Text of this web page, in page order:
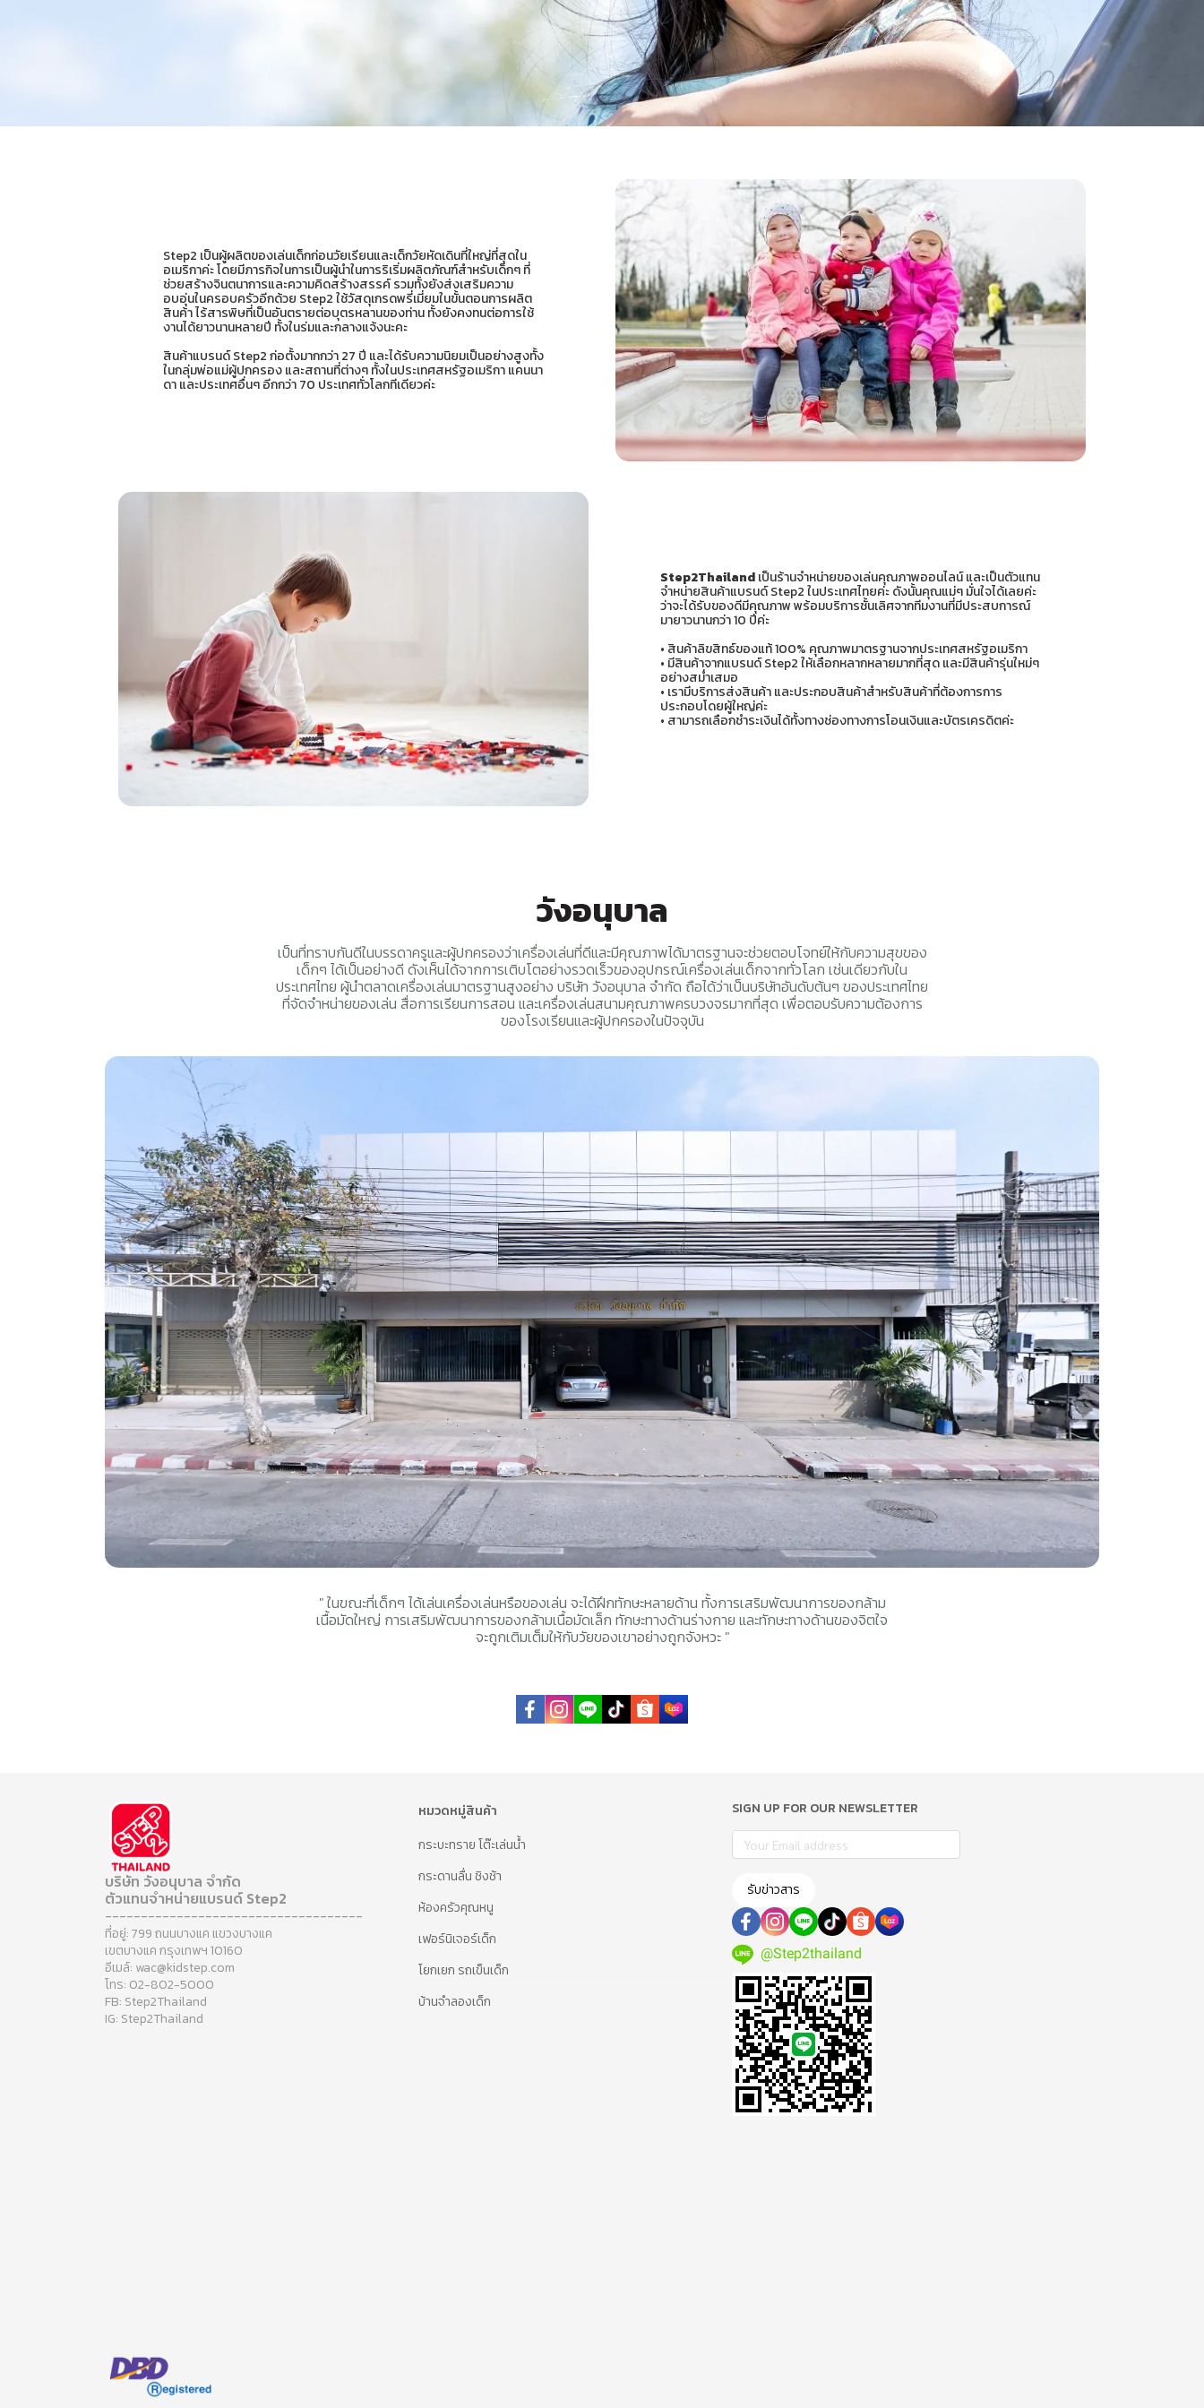
Step2 เป็นผู้ผลิตของเล่นเด็กก่อนวัยเรียนและเด็กวัยหัดเดินที่ใหญ่ที่สุดใน
อเมริกาค่ะ โดยมีภารกิจในการเป็นผู้นำในการริเริ่มผลิตภัณฑ์สำหรับเด็กๆ ที่
ช่วยสร้างจินตนาการและความคิดสร้างสรรค์ รวมทั้งยังส่งเสริมความ
อบอุ่นในครอบครัวอีกด้วย Step2 ใช้วัสดุเกรดพรี่เมี่ยมในขั้นตอนการผลิต
สินค้า ไร้สารพิษที่เป็นอันตรายต่อบุตรหลานของท่าน ทั้งยังคงทนต่อการใช้
งานได้ยาวนานหลายปี ทั้งในร่มและกลางแจ้งนะคะ
สินค้าแบรนด์ Step2 ก่อตั้งมากกว่า 27 ปี และได้รับความนิยมเป็นอย่างสูงทั้ง
ในกลุ่มพ่อแม่ผู้ปกครอง และสถานที่ต่างๆ ทั้งในประเทศสหรัฐอเมริกา แคนนา
ดา และประเทศอื่นๆ อีกกว่า 70 ประเทศทั่วโลกทีเดียวค่ะ
Step2Thailandเป็นร้านจำหน่ายของเล่นคุณภาพออนไลน์ และเป็นตัวแทน
จำหน่ายสินค้าแบรนด์ Step2 ในประเทศไทยค่ะ ดังนั้นคุณแม่ๆ มั่นใจได้เลยค่ะ
ว่าจะได้รับของดีมีคุณภาพ พร้อมบริการชั้นเลิศจากทีมงานที่มีประสบการณ์
มายาวนานกว่า 10 ปีค่ะ
• สินค้าลิขสิทธ์ของแท้ 100% คุณภาพมาตรฐานจากประเทศสหรัฐอเมริกา
• มีสินค้าจากแบรนด์ Step2 ให้เลือกหลากหลายมากที่สุด และมีสินค้ารุ่นใหม่ๆ
อย่างสม่ำเสมอ
• เรามีบริการส่งสินค้า และประกอบสินค้าสำหรับสินค้าที่ต้องการการ
ประกอบโดยผู้ใหญ่ค่ะ
• สามารถเลือกชำระเงินได้ทั้งทางช่องทางการโอนเงินและบัตรเครดิตค่ะ
วังอนุบาล
เป็นที่ทราบกันดีในบรรดาครูและผู้ปกครองว่าเครื่องเล่นที่ดีและมีคุณภาพได้มาตรฐานจะช่วยตอบโจทย์ให้กับความสุขของ
เด็กๆ ได้เป็นอย่างดี ดังเห็นได้จากการเติบโตอย่างรวดเร็วของอุปกรณ์เครื่องเล่นเด็กจากทั่วโลก เช่นเดียวกับใน
ประเทศไทย ผู้นำตลาดเครื่องเล่นมาตรฐานสูงอย่าง บริษัท วังอนุบาล จำกัด ถือได้ว่าเป็นบริษัทอันดับต้นๆ ของประเทศไทย
ที่จัดจำหน่ายของเล่น สื่อการเรียนการสอน และเครื่องเล่นสนามคุณภาพครบวงจรมากที่สุด เพื่อตอบรับความต้องการ
ของโรงเรียนและผู้ปกครองในปัจจุบัน
" ในขณะที่เด็กๆ ได้เล่นเครื่องเล่นหรือของเล่น จะได้ฝึกทักษะหลายด้าน ทั้งการเสริมพัฒนาการของกล้าม
เนื้อมัดใหญ่ การเสริมพัฒนาการของกล้ามเนื้อมัดเล็ก ทักษะทางด้านร่างกาย และทักษะทางด้านของจิตใจ
จะถูกเติมเต็มให้กับวัยของเขาอย่างถูกจังหวะ "
บริษัท วังอนุบาล จำกัด
ตัวแทนจำหน่ายแบรนด์ Step2
------------------------------------
ที่อยู่: 799 ถนนบางแค แขวงบางแค
เขตบางแค กรุงเทพฯ 10160
อีเมล์: wac@kidstep.com
โทร: 02-802-5000
FB: Step2Thailand
IG: Step2Thailand
หมวดหมู่สินค้า
กระบะทราย โต๊ะเล่นน้ำ
กระดานลื่น ชิงช้า
ห้องครัวคุณหนู
เฟอร์นิเจอร์เด็ก
โยกเยก รถเข็นเด็ก
บ้านจำลองเด็ก
SIGN UP FOR OUR NEWSLETTER
รับข่าวสาร
@Step2thailand